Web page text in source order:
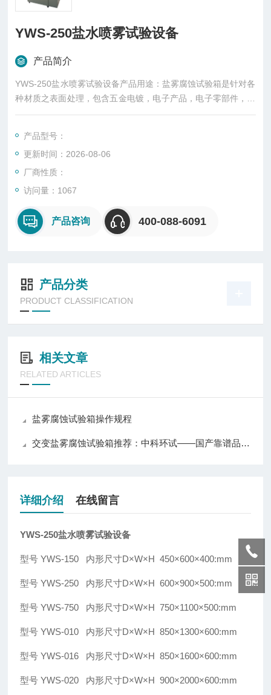
YWS-250盐水喷雾试验设备
产品简介
YWS-250盐水喷雾试验设备产品用途：盐雾腐蚀试验箱是针对各
种材质之表面处理，包含五金电镀，电子产品，电子零部件，汽
车零部件，摩托车，五金洁具，螺丝，弹簧，磁性材料，有机及
腐蚀性。
产品型号：
更新时间：2026-08-06
厂商性质：
访问量：1067
产品咨询 400-088-6091
产品分类
PRODUCT CLASSIFICATION
相关文章
RELATED ARTICLES
盐雾腐蚀试验箱操作规程
交变盐雾腐蚀试验箱推荐：中科环试——国产靠谱品牌，质量与口碑兼具
详细介绍 在线留言
YWS-250盐水喷雾试验设备
型号 YWS-150 内形尺寸D×W×H 450×600×400:mm
型号 YWS-250 内形尺寸D×W×H 600×900×500:mm
型号 YWS-750 内形尺寸D×W×H 750×1100×500:mm
型号 YWS-010 内形尺寸D×W×H 850×1300×600:mm
型号 YWS-016 内形尺寸D×W×H 850×1600×600:mm
型号 YWS-020 内形尺寸D×W×H 900×2000×600:mm